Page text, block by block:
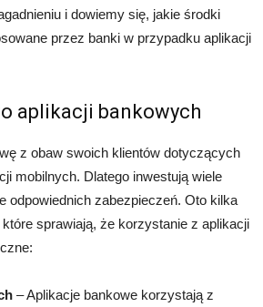
i dowiemy się, jakie środki
przez banki w przypadku aplikacji
aplikacji bankowych
z obaw swoich klientów dotyczących
mobilnych. Dlatego inwestują wiele
odpowiednich zabezpieczeń. Oto kilka
sprawiają, że korzystanie z aplikacji
– Aplikacje bankowe korzystają z